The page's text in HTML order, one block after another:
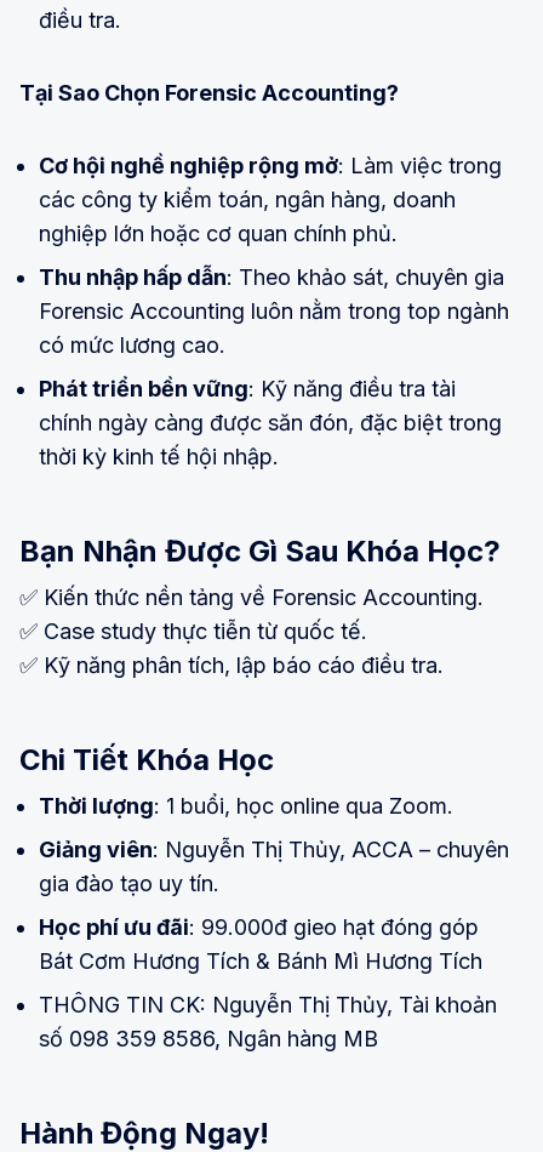
điều tra.
Tại Sao Chọn Forensic Accounting?
Cơ hội nghề nghiệp rộng mở: Làm việc trong
các công ty kiểm toán, ngân hàng, doanh
nghiệp lớn hoặc cơ quan chính phủ.
Thu nhập hấp dẫn: Theo khảo sát, chuyên gia
Forensic Accounting luôn nằm trong top ngành
có mức lương cao.
Phát triển bền vững: Kỹ năng điều tra tài
chính ngày càng được săn đón, đặc biệt trong
thời kỳ kinh tế hội nhập.
Bạn Nhận Được Gì Sau Khóa Học?
✅ Kiến thức nền tảng về Forensic Accounting.
✅ Case study thực tiễn từ quốc tế.
✅ Kỹ năng phân tích, lập báo cáo điều tra.
Chi Tiết Khóa Học
Thời lượng: 1 buổi, học online qua Zoom.
Giảng viên: Nguyễn Thị Thủy, ACCA – chuyên
gia đào tạo uy tín.
Học phí ưu đãi: 99.000đ gieo hạt đóng góp
Bát Cơm Hương Tích & Bánh Mì Hương Tích
THÔNG TIN CK: Nguyễn Thị Thủy, Tài khoản
số 098 359 8586, Ngân hàng MB
Hành Động Ngay!